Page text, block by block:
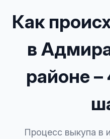
Как
в
районе
Процесс выкупа в